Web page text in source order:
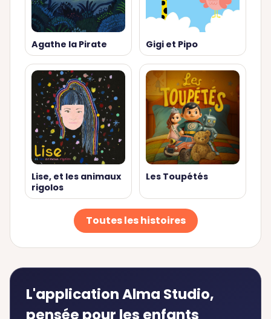
Agathe la Pirate Gigi et Pipo
Lise, et les animaux
rigolos
Les Toupétés
Toutes les histoires
L'application Alma Studio,
pensée pour les enfants